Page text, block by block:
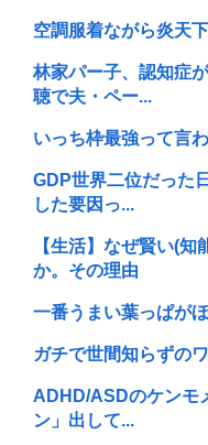
空調服着ながら炎天
林家パー子、認知症
聴で夫・ペー...
いっち枠最強って言
GDP世界二位だった
した要因っ...
【生活】なぜ賢い(
か。その理由
一番うまい葉っぱが
ガチで世間知らずの
ADHD/ASDのケンモ
ン」出して...